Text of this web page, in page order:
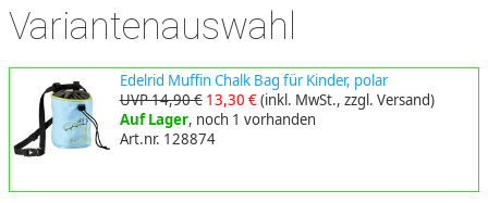
Variantenauswahl
Edelrid Muffin Chalk Bag für Kinder, polar
UVP 14,90 € 13,30 €(inkl. MwSt., zzgl. Versand)
Auf Lager, noch 1 vorhanden
Art.nr. 128874